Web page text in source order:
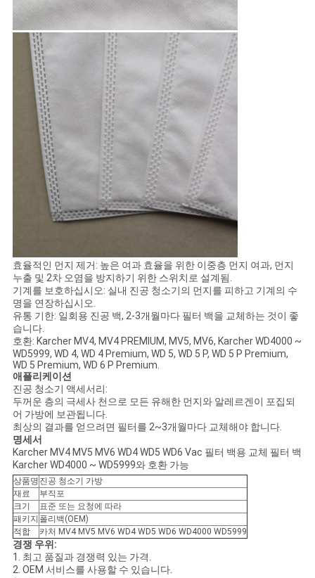
효율적인 먼지 제거: 높은 여과 효율을 위한 이중층 먼지 여과, 먼지
누출 및 2차 오염을 방지하기 위한 스위치로 설계됨.
기계를 보호하십시오: 실내 진공 청소기의 먼지를 피하고 기계의 수
명을 연장하십시오.
유통 기한: 일회용 진공 백, 2-3개월마다 필터 백을 교체하는 것이 좋
습니다.
호환: Karcher MV4, MV4 PREMIUM, MV5, MV6, Karcher WD4000 ~
WD5999, WD 4, WD 4 Premium, WD 5, WD 5 P, WD 5 P Premium,
WD 5 Premium, WD 6 P Premium.
애플리케이션
진공 청소기 액세서리:
두꺼운 층의 극세사 천으로 모든 유해한 먼지와 알레르겐이 포집되
어 가방에 보관됩니다.
최상의 결과를 얻으려면 필터를 2~3개월마다 교체해야 합니다.
명세서
Karcher MV4 MV5 MV6 WD4 WD5 WD6 Vac 필터 백용 교체 필터 백
Karcher WD4000 ~ WD5999와 호환 가능
상품명 진공 청소기 가방
재료
부직포
크기
표준 또는 요청에 따라
패키지 폴리백(OEM)
적합
카처 MV4 MV5 MV6 WD4 WD5 WD6 WD4000 WD5999
경쟁 우위:
1. 최고 품질과 경쟁력 있는 가격.
2. OEM 서비스를 사용할 수 있습니다.